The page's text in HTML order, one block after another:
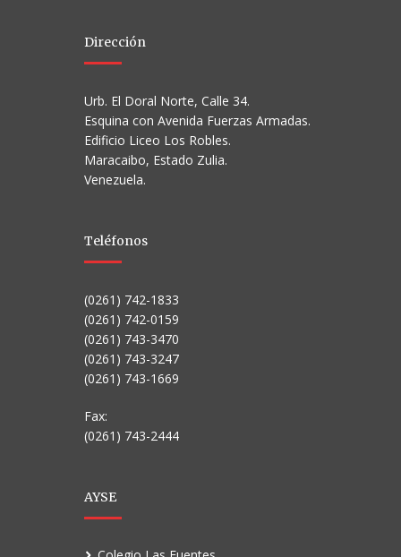
Dirección
Urb. El Doral Norte, Calle 34.
Esquina con Avenida Fuerzas Armadas.
Edificio Liceo Los Robles.
Maracaibo, Estado Zulia.
Venezuela.
Teléfonos
(0261) 742-1833
(0261) 742-0159
(0261) 743-3470
(0261) 743-3247
(0261) 743-1669
Fax:
(0261) 743-2444
AYSE